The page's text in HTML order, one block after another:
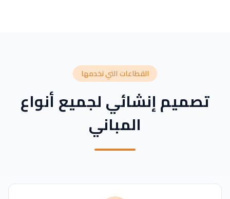
القطاعات التي نخدمها
تصميم إنشائي لجميع أنواع
المباني